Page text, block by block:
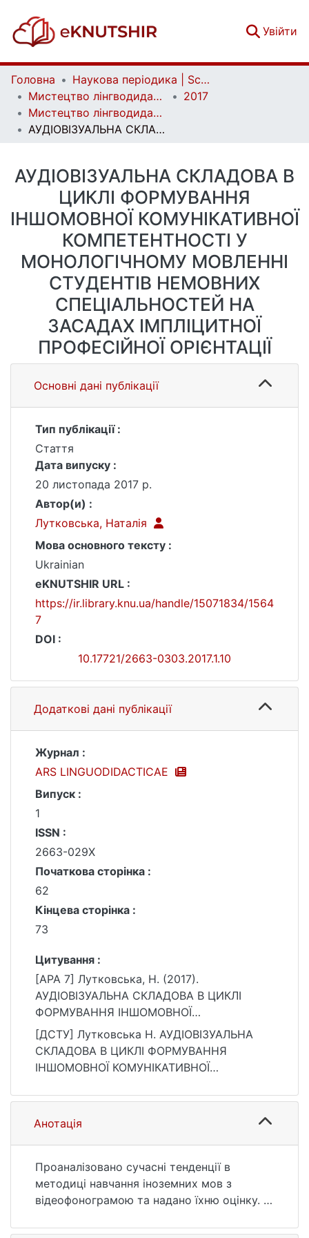
Увійти
Головна
Наукова періодика | Scientific periodicals
Мистецтво лінгводидактики | Ars Linguodidacticae
2017
Мистецтво лінгводидактики. Випуск 1
АУДІОВІЗУАЛЬНА СКЛАДОВА В ЦИКЛІ ФОРМУВАННЯ ІНШОМОВНОЇ КОМУНІКАТИВНОЇ КОМПЕТЕНТНОСТІ У МОНОЛОГІЧНОМУ МОВЛЕННІ СТУДЕНТІВ НЕМОВНИХ СПЕЦІАЛЬНОСТЕЙ НА ЗАСАДАХ ІМПЛІЦИТНОЇ ПРОФЕСІЙНОЇ ОРІЄНТАЦІЇ
АУДІОВІЗУАЛЬНА СКЛАДОВА В
ЦИКЛІ ФОРМУВАННЯ
ІНШОМОВНОЇ КОМУНІКАТИВНОЇ
КОМПЕТЕНТНОСТІ У
МОНОЛОГІЧНОМУ МОВЛЕННІ
СТУДЕНТІВ НЕМОВНИХ
СПЕЦІАЛЬНОСТЕЙ НА
ЗАСАДАХ ІМПЛІЦИТНОЇ
ПРОФЕСІЙНОЇ ОРІЄНТАЦІЇ
Основні дані публікації
Тип публікації :
Стаття
Дата випуску :
20 листопада 2017 р.
Автор(и) :
Лутковська, Наталія
Мова основного тексту :
Ukrainian
eKNUTSHIR URL :
https://ir.library.knu.ua/handle/15071834/1564
7
DOI :
10.17721/2663-0303.2017.1.10
Додаткові дані публікації
Журнал :
ARS LINGUODIDACTICAE
Випуск :
1
ISSN :
2663-029X
Початкова сторінка :
62
Кінцева сторінка :
73
Цитування :
[APA 7] Лутковська, Н. (2017).
АУДІОВІЗУАЛЬНА СКЛАДОВА В ЦИКЛІ
ФОРМУВАННЯ ІНШОМОВНОЇ
КОМУНІКАТИВНОЇ КОМПЕТЕНТНОСТІ У
МОНОЛОГІЧНОМУ МОВЛЕННІ СТУДЕНТІВ
НЕМОВНИХ СПЕЦІАЛЬНОСТЕЙ НА
ОРІЄНТАЦІЇ. ARS LINGUODIDACTICAE, (1),
0303.2017.1.10
[ДСТУ] Лутковська Н. АУДІОВІЗУАЛЬНА
СКЛАДОВА В ЦИКЛІ ФОРМУВАННЯ
ІНШОМОВНОЇ КОМУНІКАТИВНОЇ
МОВЛЕННІ СТУДЕНТІВ НЕМОВНИХ
СПЕЦІАЛЬНОСТЕЙ НА ЗАСАДАХ
ІМПЛІЦИТНОЇ ПРОФЕСІЙНОЇ ОРІЄНТАЦІЇ.
73. DOI: 10.17721/2663-0303.2017.1.10 (дата
звернення: 25.07.2026).
Анотація
Проаналізовано сучасні тенденції в
методиці навчання іноземних мов з
відеофонограмою та надано їхню оцінку. З
галузі та наших досліджень